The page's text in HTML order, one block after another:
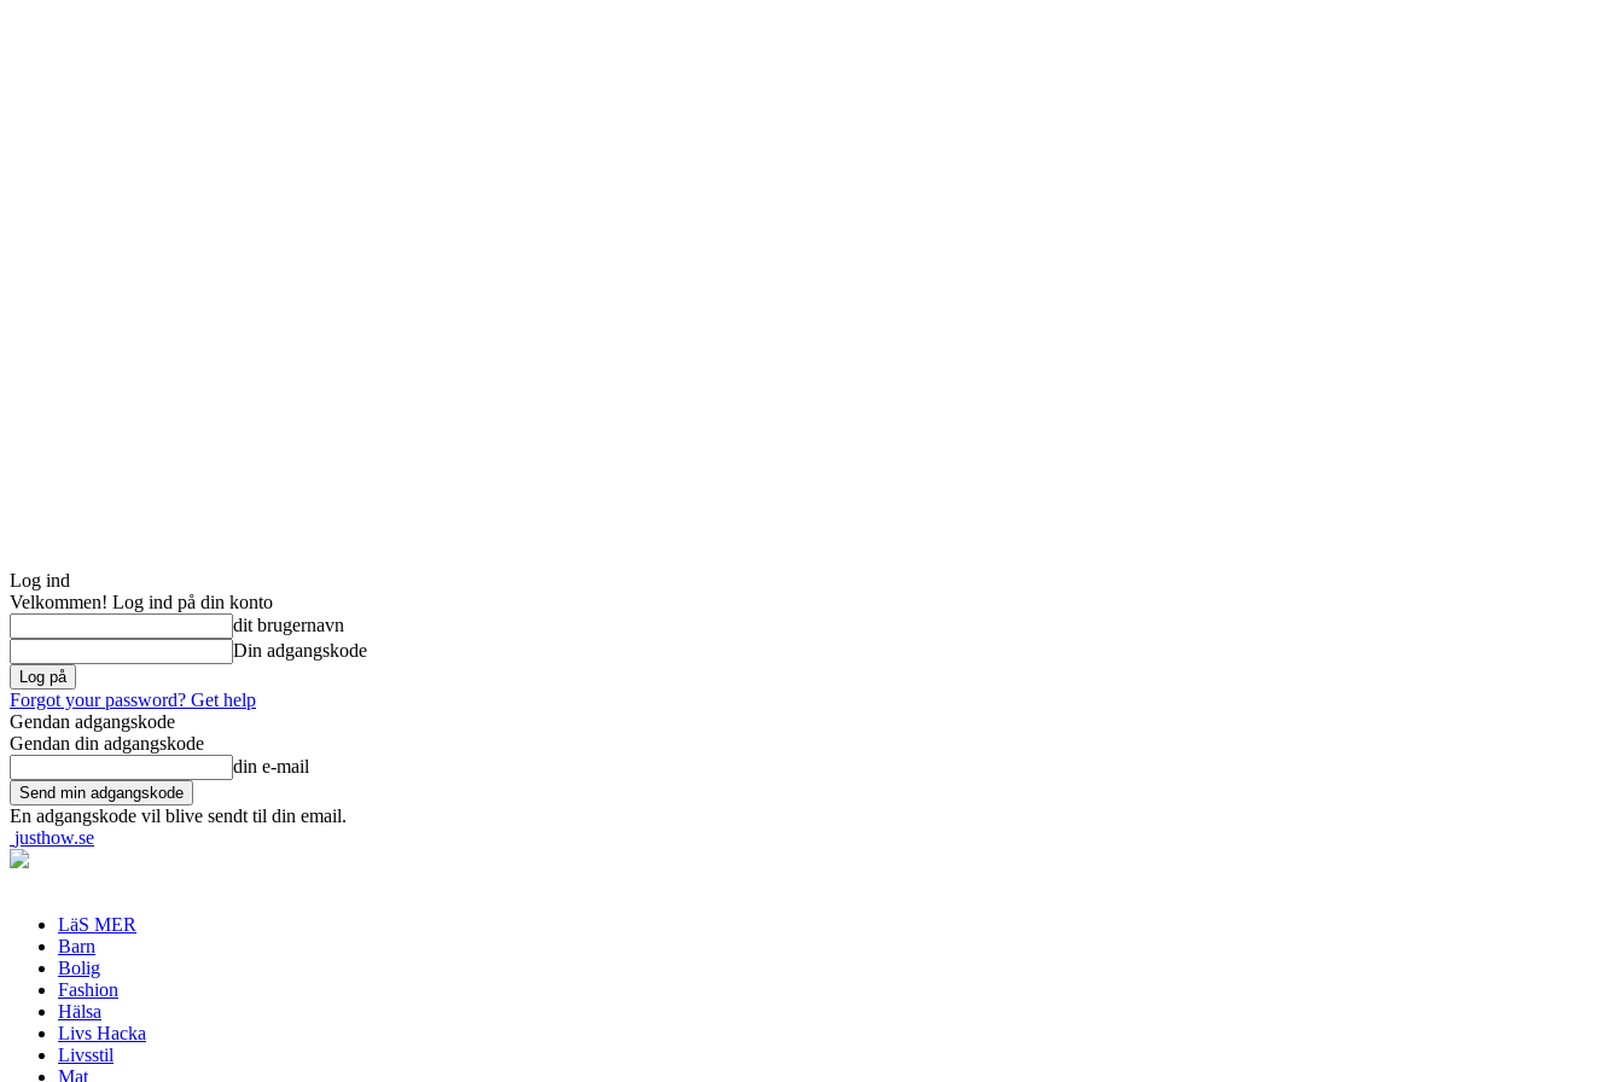
Log ind
Velkommen! Log ind på din konto
dit brugernavn
Din adgangskode
Forgot your password? Get help
Gendan adgangskode
Gendan din adgangskode
din e-mail
En adgangskode vil blive sendt til din email.
justhow.se
LäS MER
Barn
Bolig
Fashion
Hälsa
Livs Hacka
Livsstil
Mat